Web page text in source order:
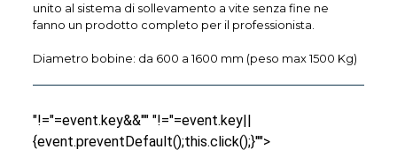
unito al sistema di sollevamento a vite senza fine ne
fanno un prodotto completo per il professionista.
Diametro bobine: da 600 a 1600 mm (peso max 1500 Kg)
"!="=event.key&&"" "!="=event.key||
{event.preventDefault();this.click();}"">